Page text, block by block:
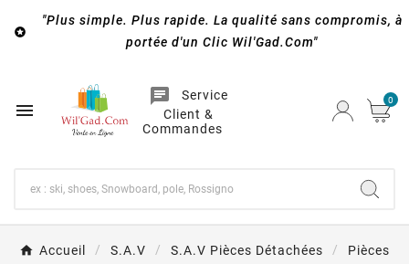

"Plus simple. Plus rapide. La qualité sans compromis, à
portée d'un Clic Wil'Gad.Com"

chat
Service
Client &
Commandes
0
Accueil S.A.V S.A.V Pièces Détachées
Pièces